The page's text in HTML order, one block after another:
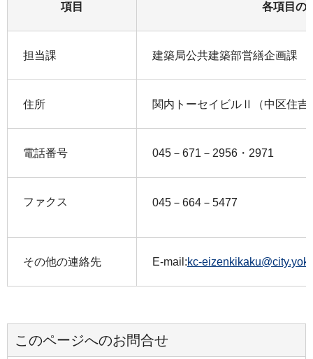
項目 各項目の
担当課 建築局公共建築部営繕企画課
住所 関内トーセイビルⅡ（中区住吉
電話番号 045－671－2956・2971
ファクス 045－664－5477
その他の連絡先 E-mail:kc-
このページへのお問合せ